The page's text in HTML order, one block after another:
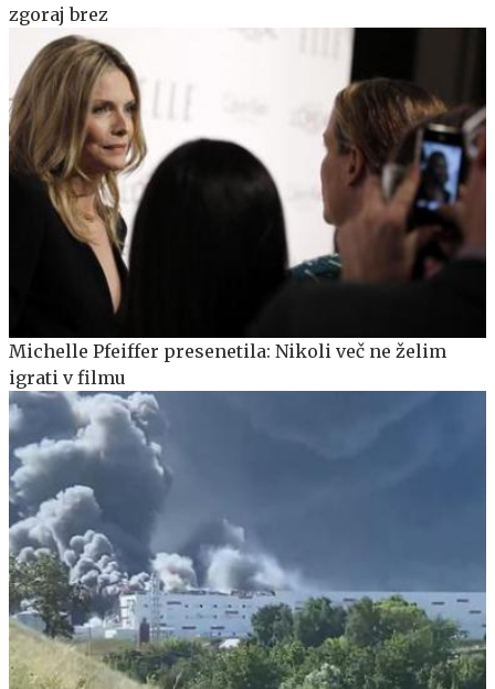
zgoraj brez
Michelle Pfeiffer presenetila: Nikoli več ne želim
igrati v filmu